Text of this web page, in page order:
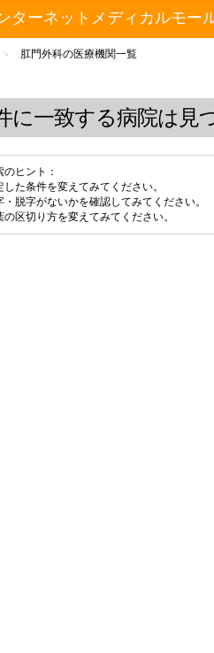
ターネットメディカルモ
> 肛門外科の医療機関一覧
に一致する病院は見
のヒント：
した条件を変えてみてください。
・脱字がないかを確認してみてください。
の区切り方を変えてみてください。